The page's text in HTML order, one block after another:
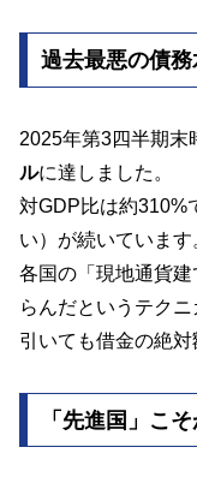
過去最悪の債務
2025年第3四半期末
ルに達しました。
対GDP比は約310%
い）が続いていま
各国の「現地通貨
らんだというテク
引いても借金の絶対
「先進国」こ